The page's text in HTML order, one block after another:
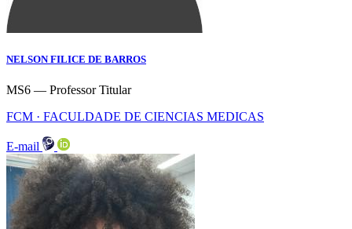
NELSON FILICE DE BARROS
MS6 — Professor Titular
FCM · FACULDADE DE CIENCIAS MEDICAS
E-mail